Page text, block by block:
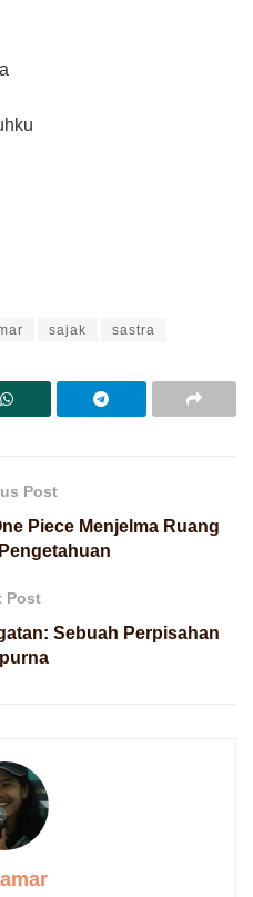
sajak sastra
Post
Piece Menjelma Ruang
Post
Sebuah Perpisahan